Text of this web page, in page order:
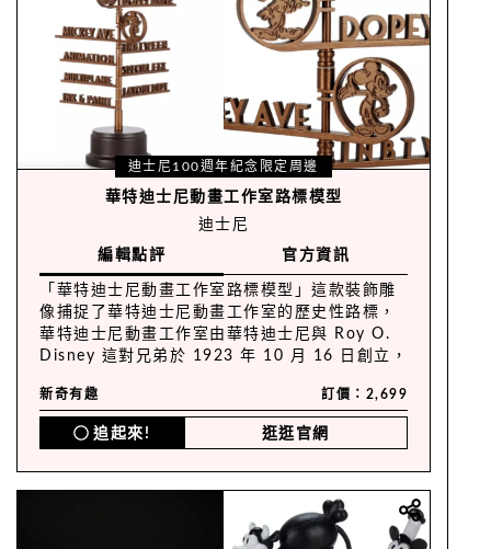
迪士尼100週年紀念限定周邊
華特迪士尼動畫工作室路標模型
迪士尼
編輯點評
官方資訊
「華特迪士尼動畫工作室路標模型」這款裝飾雕
像捕捉了華特迪士尼動畫工作室的歷史性路標，
華特迪士尼動畫工作室由華特迪士尼與 Roy O.
Disney 這對兄弟於 1923 年 10 月 16 日創立，
園及 shopDisney 獨家販售，屬於迪士尼 100
周年 Eras 系列！
新奇有趣 訂價：2,699
追起來! 逛逛官網